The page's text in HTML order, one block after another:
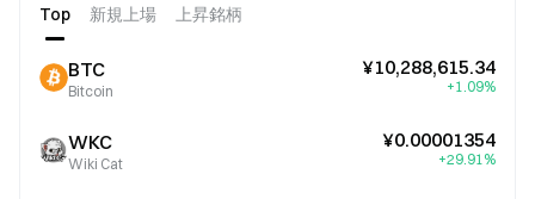
Top 新規上場 上昇銘柄
BTC
Bitcoin
¥10,288,615.34
+1.09%
WKC
Wiki Cat
¥0.00001354
+29.91%